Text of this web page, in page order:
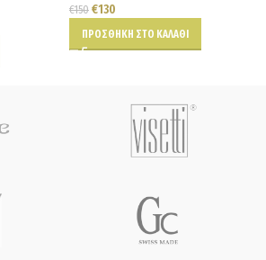
€150 €130
ΠΡΟΣΘΉΚΗ ΣΤΟ ΚΑΛΆΘΙ